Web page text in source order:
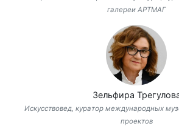
галереи АРТМАГ
Зельфира
Искусствовед, куратор международных
проектов